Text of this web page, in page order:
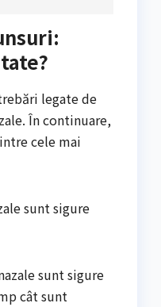
legate de
În continuare,
cele mai
sunt sigure
sunt sigure
cât sunt